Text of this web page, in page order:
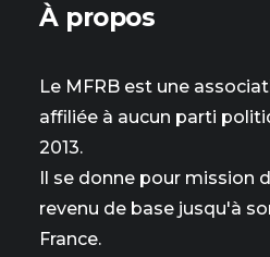
À propos
Le MFRB est une
affiliée à aucun parti
2013.
Il se donne pour mission
revenu de base jusqu'à
France.